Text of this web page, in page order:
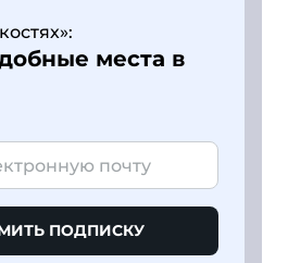
места в
ПОДПИСКУ